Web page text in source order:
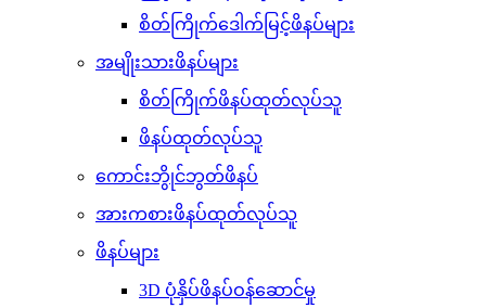
စိတ်ကြိုက်ဒေါက်မြင့်ဖိနပ်များ
အမျိုးသားဖိနပ်များ
စိတ်ကြိုက်ဖိနပ်ထုတ်လုပ်သူ
ဖိနပ်ထုတ်လုပ်သူ
ကောင်းဘွိုင်ဘွတ်ဖိနပ်
အားကစားဖိနပ်ထုတ်လုပ်သူ
ဖိနပ်များ
3D ပုံနှိပ်ဖိနပ်ဝန်ဆောင်မှု